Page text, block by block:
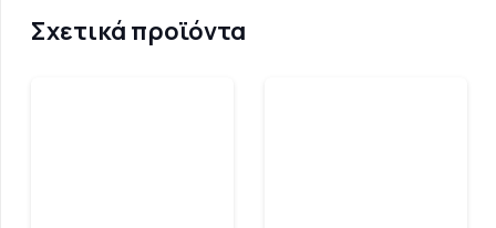
Σχετικά προϊόντα